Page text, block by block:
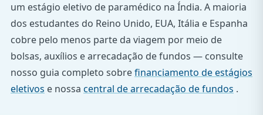
um estágio eletivo de paramédico na Índia. A maioria
dos estudantes do Reino Unido, EUA, Itália e Espanha
cobre pelo menos parte da viagem por meio de
bolsas, auxílios e arrecadação de fundos — consulte
nosso guia completo sobrefinanciamento de estágios
eletivos e nossa central de arrecadação de fundos .